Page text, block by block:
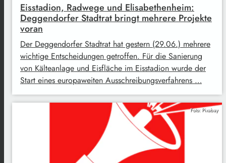
Eisstadion, Radwege und Elisabethenheim:
Deggendorfer Stadtrat bringt mehrere Projekte
voran
Der Deggendorfer Stadtrat hat gestern (29.06.) mehrere
wichtige Entscheidungen getroffen. Für die Sanierung
von Kälteanlage und Eisfläche im Eisstadion wurde der
Start eines europaweiten Ausschreibungsverfahrens …
Foto: Pixabay